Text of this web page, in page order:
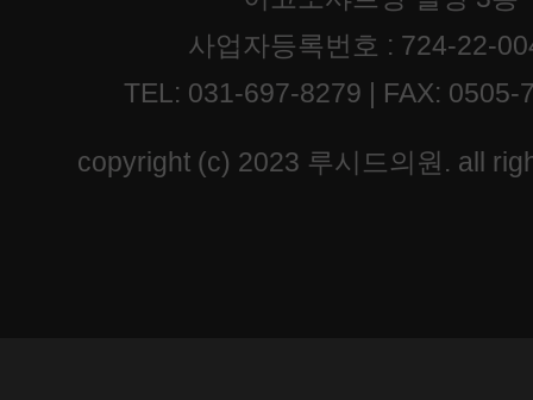
사업자등록번호 : 724-22-
TEL: 031-697-8279 | FAX: 0505-
copyright (c) 2023 루시드의원. all